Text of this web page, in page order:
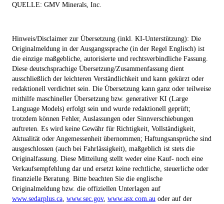
QUELLE: GMV Minerals, Inc.
Hinweis/Disclaimer zur Übersetzung (inkl. KI-Unterstützung): Die
Originalmeldung in der Ausgangssprache (in der Regel Englisch) ist
die einzige maßgebliche, autorisierte und rechtsverbindliche Fassung.
Diese deutschsprachige Übersetzung/Zusammenfassung dient
ausschließlich der leichteren Verständlichkeit und kann gekürzt oder
redaktionell verdichtet sein. Die Übersetzung kann ganz oder teilweise
mithilfe maschineller Übersetzung bzw. generativer KI (Large
Language Models) erfolgt sein und wurde redaktionell geprüft;
trotzdem können Fehler, Auslassungen oder Sinnverschiebungen
auftreten. Es wird keine Gewähr für Richtigkeit, Vollständigkeit,
Aktualität oder Angemessenheit übernommen; Haftungsansprüche sind
ausgeschlossen (auch bei Fahrlässigkeit), maßgeblich ist stets die
Originalfassung. Diese Mitteilung stellt weder eine Kauf- noch eine
Verkaufsempfehlung dar und ersetzt keine rechtliche, steuerliche oder
finanzielle Beratung. Bitte beachten Sie die englische
Originalmeldung bzw. die offiziellen Unterlagen auf
www.sedarplus.ca www.sec.gov, www.asx.com.au oder auf der